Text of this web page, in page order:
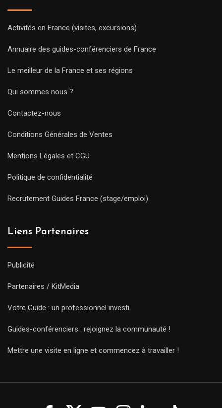
Activités en France (visites, excursions)
Annuaire des guides-conférenciers de France
Le meilleur de la France et ses régions
Qui sommes nous ?
Contactez-nous
Conditions Générales de Ventes
Mentions Légales et CGU
Politique de confidentialité
Recrutement Guides France (stage/emploi)
Liens Partenaires
Publicité
Partenaires / KitMedia
Votre Guide : un professionnel investi
Guides-conférenciers : rejoignez la communauté !
Mettre une visite en ligne et commencez à travailler !